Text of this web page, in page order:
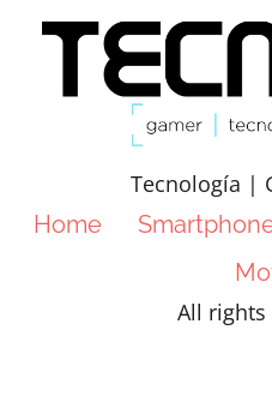
Tecnología |
Home
All rights